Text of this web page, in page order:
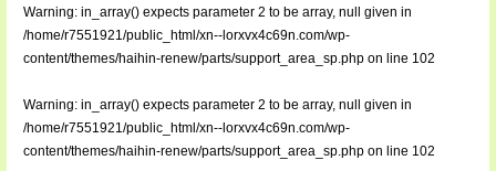
Warning: in_array() expects parameter 2 to be array, null given in
/home/r7551921/public_html/xn--lorxvx4c69n.com/wp-
content/themes/haihin-renew/parts/support_area_sp.phpon line 102
Warning: in_array() expects parameter 2 to be array, null given in
/home/r7551921/public_html/xn--lorxvx4c69n.com/wp-
content/themes/haihin-renew/parts/support_area_sp.phpon line 102